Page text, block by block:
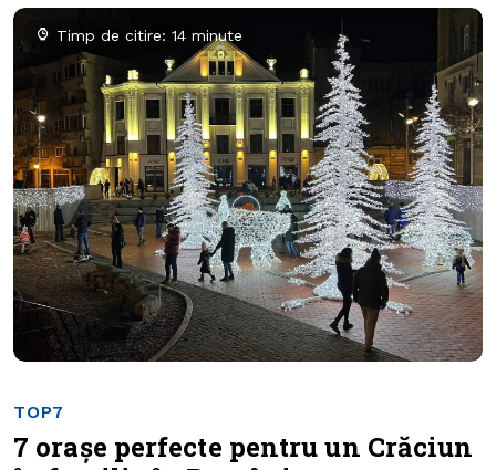
Timp de citire: 14 minute
TOP7
7 orașe perfecte pentru un Crăciun